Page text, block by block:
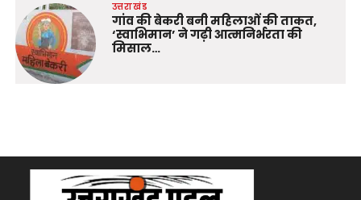
उत्तराखंड
गांव की बेकरी बनी महिलाओं की ताकत,
‘स्वाभिमान’ ने गढ़ी आत्मनिर्भरता की
मिसाल…